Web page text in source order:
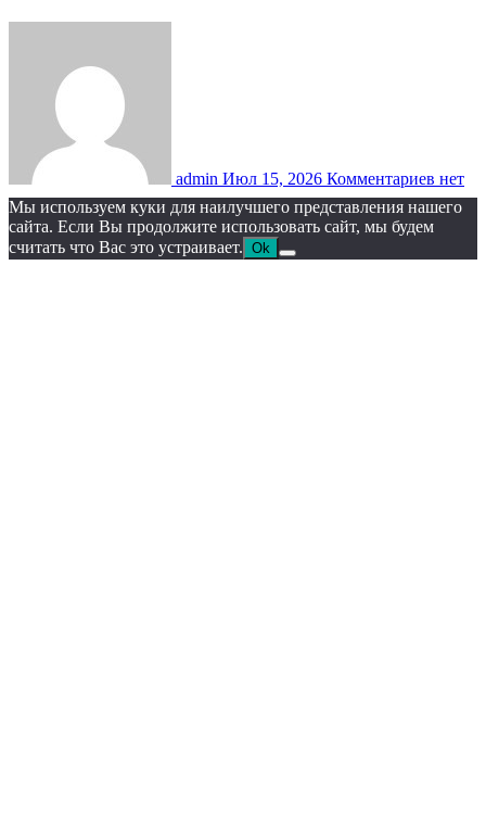
admin Июл 15, 2026 Комментариев нет
Мы используем куки для наилучшего представления нашего
сайта. Если Вы продолжите использовать сайт, мы будем
считать что Вас это устраивает. Ok